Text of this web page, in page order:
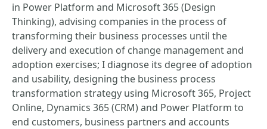
in Power Platform and Microsoft 365 (Design
Thinking), advising companies in the process of
transforming their business processes until the
delivery and execution of change management and
adoption exercises; I diagnose its degree of adoption
and usability, designing the business process
transformation strategy using Microsoft 365, Project
Online, Dynamics 365 (CRM) and Power Platform to
end customers, business partners and accounts